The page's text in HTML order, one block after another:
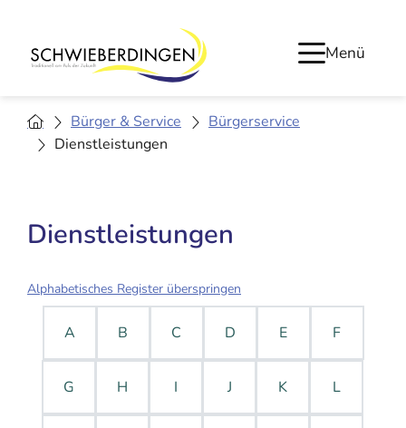
Menü
Bürger & Service
Bürgerservice
Dienstleistungen
Dienstleistungen
Alphabetisches Register überspringen
A B C D E F
G H I J K L